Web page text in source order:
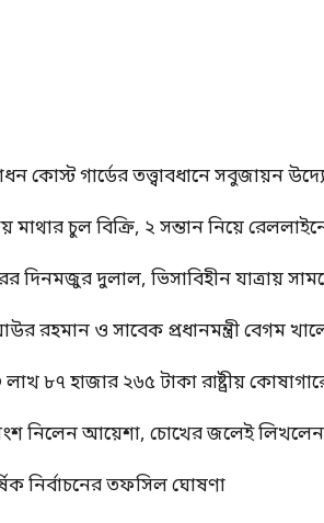
কোস্ট গার্ডের তত্ত্বাবধানে সবুজায়ন
চুল বিক্রি, ২ সন্তান নিয়ে
দিনমজুর দুলাল, ভিসাবিহীন যাত্রায়
রহমান ও সাবেক প্রধানমন্ত্রী বেগম
৮৭ হাজার ২৬৫ টাকা রাষ্ট্রীয়
নিলেন আয়েশা, চোখের জলেই লিখলেন
নির্বাচনের তফসিল ঘোষণা